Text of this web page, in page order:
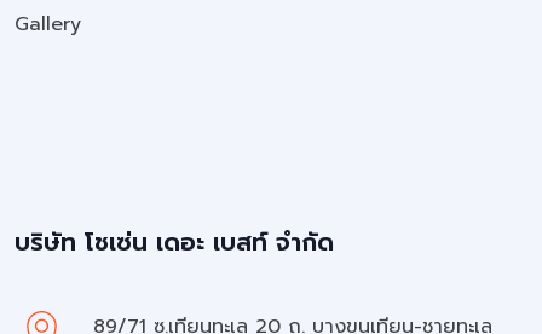
Gallery
บริษัท โชเซ่น เดอะ เบสท์ จำกัด
89/71 ซ.เทียนทะเล 20 ถ. บางขุนเทียน-ชายทะเล